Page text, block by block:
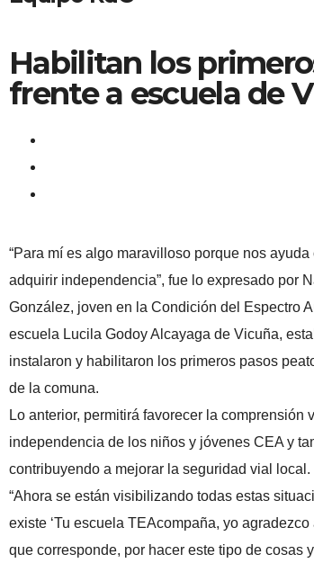
Habilitan los
frente a escuela de
“Para mí es algo maravilloso porque nos
adquirir independencia”, fue lo expresado por
González, joven en la Condición del Espectro
escuela Lucila Godoy Alcayaga de Vicuña,
instalaron y habilitaron los primeros pasos
de la comuna.
Lo anterior, permitirá favorecer la comprensión
independencia de los niños y jóvenes CEA y
contribuyendo a mejorar la seguridad vial local.
“Ahora se están visibilizando todas estas
existe ‘Tu escuela TEAcompaña, yo
que corresponde, por hacer este tipo de cosas